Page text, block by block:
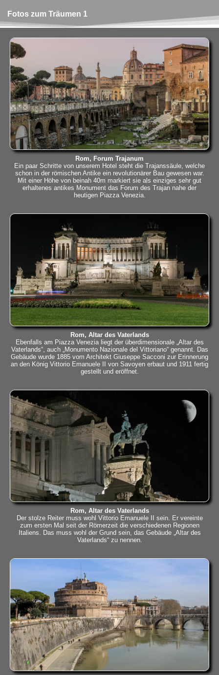
Fotos zum Träumen 1
Rom, Forum Trajanum
Ein paar Schritte von unserem Hotel steht die Trajanssäule, welche
schon in der römischen Antike ein revolutionärer Bau gewesen war.
Mit einer Höhe von beinah 40m markiert sie als einziges sehr gut
erhaltenes antikes Monument das Forum des Trajan nahe der
heutigen Piazza Venezia.
Rom, Altar des Vaterlands
Ebenfalls am Piazza Venezia liegt der überdimensionale „Altar des
Vaterlands“, auch „Monumento Nazionale del Vittoriano“ genannt. Das
Gebäude wurde 1885 vom Architekt Giuseppe Sacconi zur Erinnerung
an den König Vittorio Emanuele II von Savoyen erbaut und 1911 fertig
gestellt und eröffnet.
Rom, Altar des Vaterlands
Der stolze Reiter muss wohl Vittorio Emanuele II sein. Er vereinte
zum ersten Mal seit der Römerzeit die verschiedenen Regionen
Italiens. Das muss wohl der Grund sein, das Gebäude „Altar des
Vaterlands“ zu nennen.